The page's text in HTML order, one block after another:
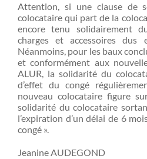
Attention, si une clause de
colocataire qui part de la
encore tenu solidairement
charges et accessoires
Néanmoins, pour les baux
et conformément aux
ALUR, la solidarité du
d’effet du congé
nouveau colocataire figure
solidarité du colocataire
l’expiration d’un délai de 6
congé ».
Jeanine AUDEGOND